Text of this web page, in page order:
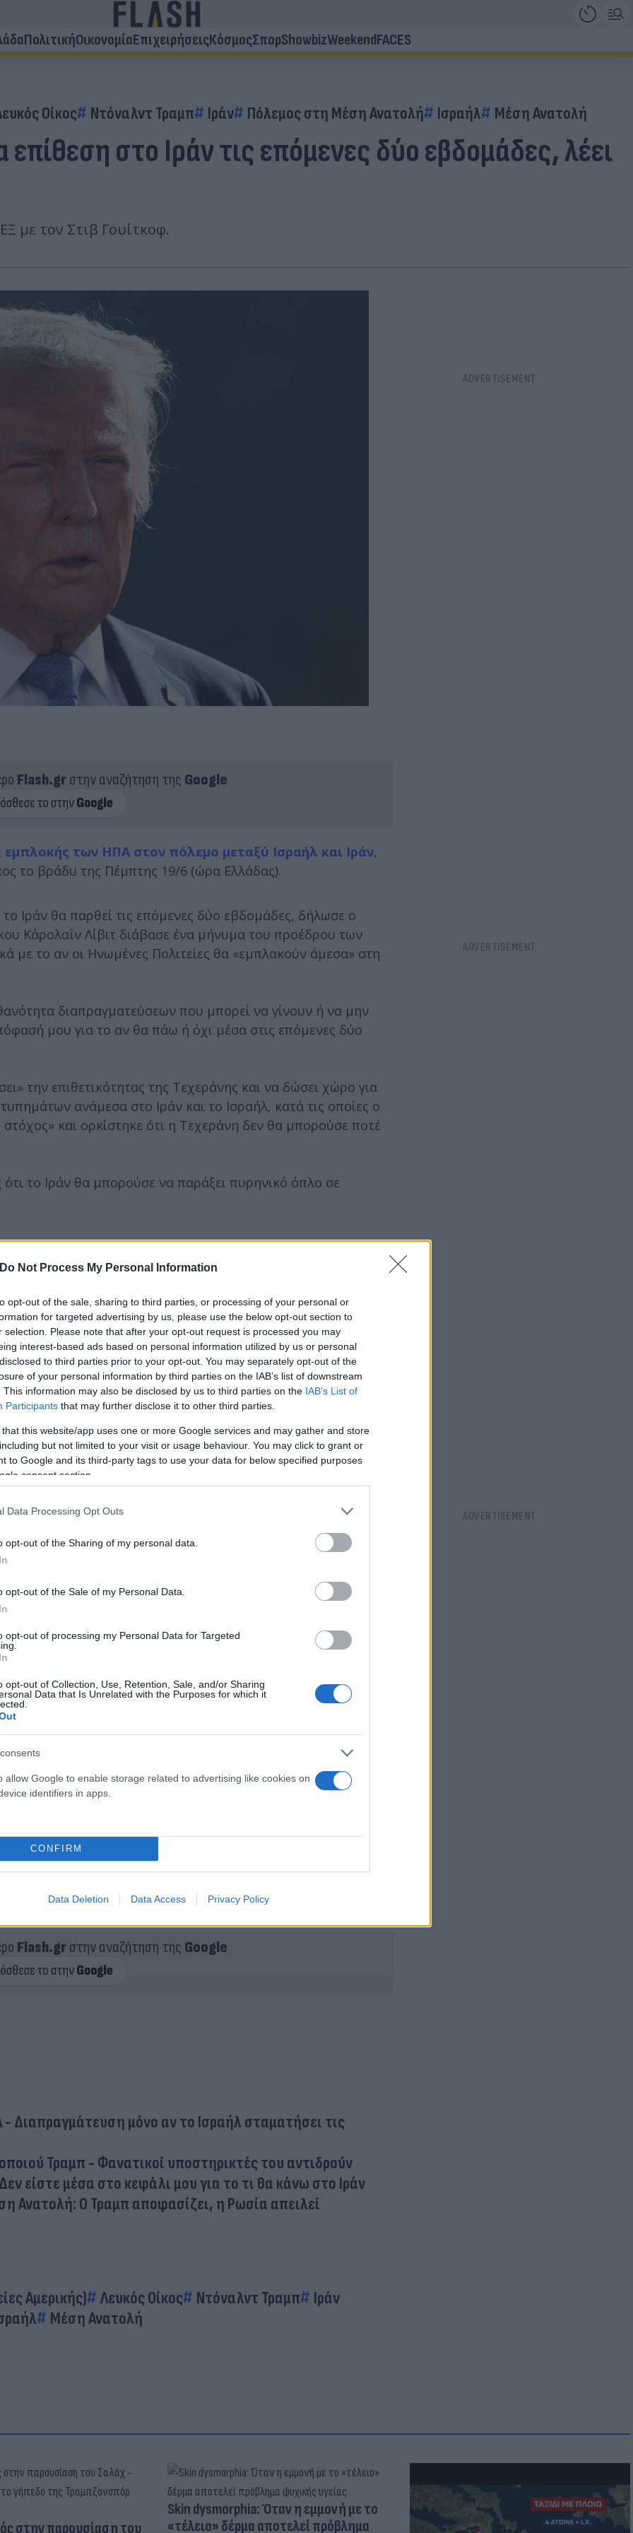
Do Not Process My Personal Information
opt-out of the sale, sharing to third parties, or processing of your personal or
for targeted advertising by us, please use the below opt-out section to
selection. Please note that after your opt-out request is processed you may
interest-based ads based on personal information utilized by us or personal
to third parties prior to your opt-out. You may separately opt-out of the
of your personal information by third parties on the IAB’s list of downstream
This information may also be disclosed by us to third parties on the IAB’s List of
Participants that may further disclose it to other third parties.
that this website/app uses one or more Google services and may gather and store
but not limited to your visit or usage behaviour. You may click to grant or
to Google and its third-party tags to use your data for below specified purposes
consent section.
Data Processing Opt Outs
opt-out of the Sharing of my personal data.
opt-out of the Sale of my Personal Data.
opt-out of processing my Personal Data for Targeted
opt-out of Collection, Use, Retention, Sale, and/or Sharing
Data that Is Unrelated with the Purposes for which it
allow Google to enable storage related to advertising like cookies on
identifiers in apps.
CONFIRM
Data Deletion Data Access Privacy Policy
ΠολιτικήΟικονομίαΕπιχειρήσειςΚόσμοςΣπορShowbizWeekendFACES
Οίκος Ντόναλντ Τραμπ Ιράν Πόλεμος στη Μέση Ανατολή Ισραήλ Μέση Ανατολή
στο Ιράν τις επόμενες δύο εβδομάδες, λέει
με τον Στιβ Γουίτκοφ.
Flash.grστην αναζήτηση της Google
εμπλοκής των ΗΠΑ στον πόλεμο μεταξύ Ισραήλ και Ιράν,
το βράδυ της Πέμπτης 19/6 (ώρα Ελλάδας).
Ιράν θα παρθεί τις επόμενες δύο εβδομάδες, δήλωσε ο
Κάρολαΐν Λίβιτ διάβασε ένα μήνυμα του προέδρου των
με το αν οι Ηνωμένες Πολιτείες θα «εμπλακούν άμεσα» στη
διαπραγματεύσεων που μπορεί να γίνουν ή να μην
μου για το αν θα πάω ή όχι μέσα στις επόμενες δύο
την επιθετικότητας της Τεχεράνης και να δώσει χώρο για
ανάμεσα στο Ιράν και το Ισραήλ, κατά τις οποίες ο
και ορκίστηκε ότι η Τεχεράνη δεν θα μπορούσε ποτέ
το Ιράν θα μπορούσε να παράξει πυρηνικό όπλο σε
εμπλοκή
εμπλοκή τις επόμενες 24 με 48 ώρες, με τον
άμεσα στη σύρραξη.
πιο κοντά στο να αποκτήσει πυρηνικό όπλο. Ο Λευκός
με τον ειδικό απεσταλμένο του Τραμπ, Στιβ Γουίτκοφ.
συμφωνία δεν θα περιλαμβάνει τον εμπλουτισμό
Εθνικής Ασφαλείας υπό τον Τραμπ για την Παρασκευή,
η κατάσταση στη Μέση Ανατολή αξιολογείται καθημερινά.
Flash.grστην αναζήτηση της Google
- Διαπραγμάτευση μόνο αν το Ισραήλ σταματήσει τις
Τραμπ - Φανατικοί υποστηρικτές του αντιδρούν
είστε μέσα στο κεφάλι μου για το τι θα κάνω στο Ιράν
Ανατολή: Ο Τραμπ αποφασίζει, η Ρωσία απειλεί
Αμερικής) Λευκός Οίκος Ντόναλντ Τραμπ
Ιράν
Μέση Ανατολή
στην παρουσίαση του
Skin dysmorphia: Όταν η εμμονή με το
«τέλειο» δέρμα αποτελεί πρόβλημα